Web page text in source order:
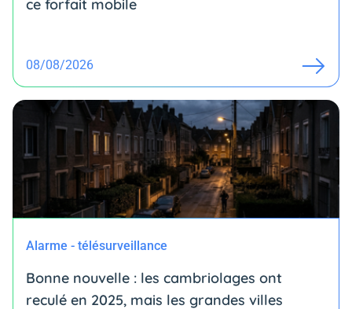
ce forfait mobile
08/08/2026
Alarme - télésurveillance
Bonne nouvelle : les cambriolages ont
reculé en 2025, mais les grandes villes